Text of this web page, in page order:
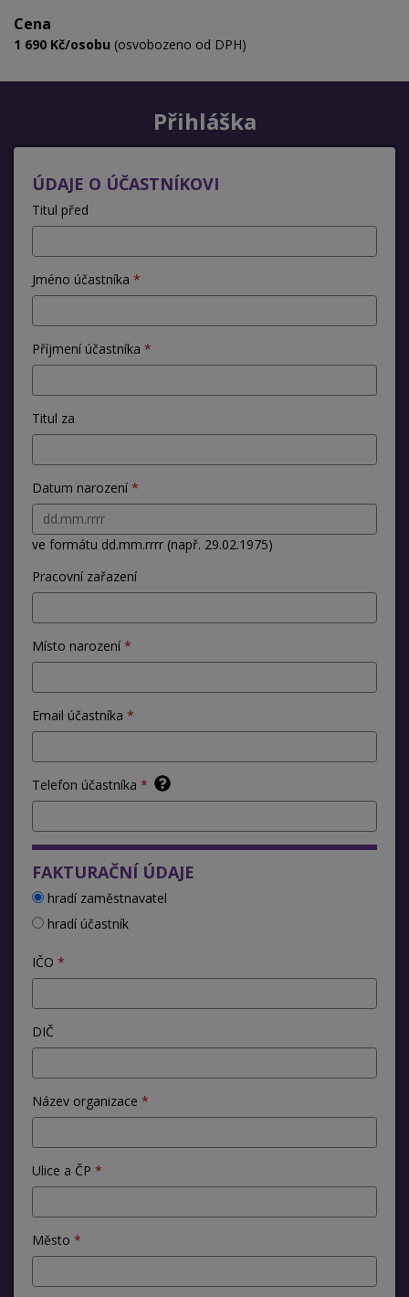
Cena
1 690 Kč/osobu (osvobozeno od DPH)
Přihláška
ÚDAJE O ÚČASTNÍKOVI
Titul před
Jméno účastníka
Příjmení účastníka
Titul za
Datum narození
ve formátu dd.mm.rrrr (např. 29.02.1975)
Pracovní zařazení
Místo narození
Email účastníka
Telefon účastníka
FAKTURAČNÍ ÚDAJE
hradí zaměstnavatel
hradí účastník
IČO
DIČ
Název organizace
Ulice a ČP
Město